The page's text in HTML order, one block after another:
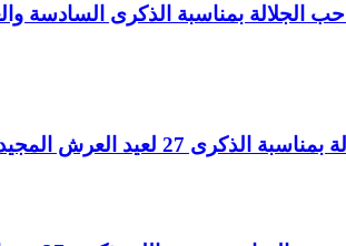
الجلالة بمناسبة الذكرى
لعيد العرش المجيد